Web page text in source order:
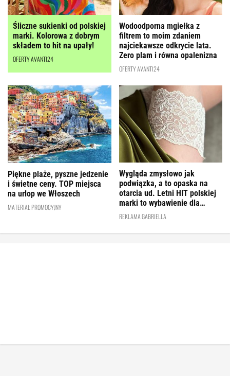
Śliczne sukienki od polskiej
marki. Kolorowa z dobrym
składem to hit na upały!
OFERTY AVANTI24
Wodoodporna mgiełka z
filtrem to moim zdaniem
najciekawsze odkrycie lata.
Zero plam i równa opalenizna
OFERTY AVANTI24
Piękne plaże, pyszne jedzenie
i świetne ceny. TOP miejsca
na urlop we Włoszech
MATERIAŁ PROMOCYJNY
Wygląda zmysłowo jak
podwiązka, a to opaska na
otarcia ud. Letni HIT polskiej
marki to wybawienie dla
kobiet!
REKLAMA GABRIELLA